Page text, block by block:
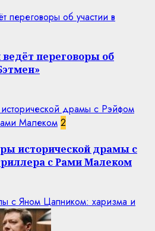
переговоры об участии в
переговоры об
драмы с Рэйфом
Малеком 2
исторической драмы с
с Рами Малеком
с Яном Цапником: харизма и